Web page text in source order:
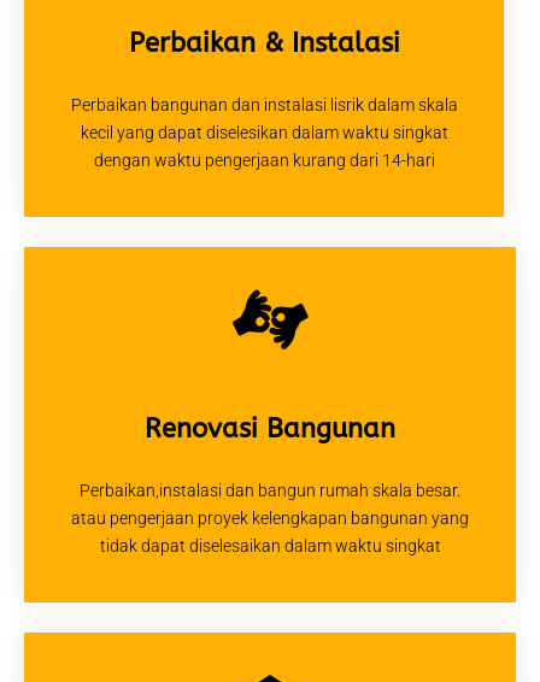
Perbaikan & Instalasi
Perbaikan bangunan dan instalasi lisrik dalam skala
kecil yang dapat diselesikan dalam waktu singkat
dengan waktu pengerjaan kurang dari 14-hari
Renovasi Bangunan
Perbaikan,instalasi dan bangun rumah skala besar.
atau pengerjaan proyek kelengkapan bangunan yang
tidak dapat diselesaikan dalam waktu singkat